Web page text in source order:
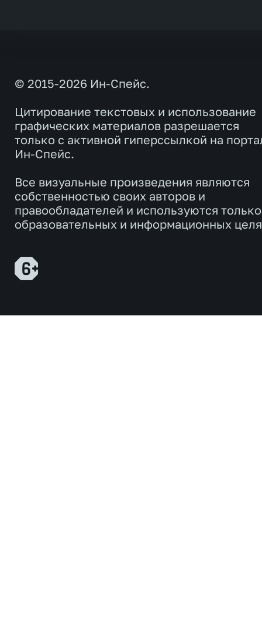
© 2015-2026 Ин-Спейс.
Цитирование текстовых и использование
графических материалов разрешается
только с активной гиперссылкой на
Ин-Спейс.
Все визуальные произведения являются
собственностью своих авторов и
правообладателей и используются
образовательных и информационных